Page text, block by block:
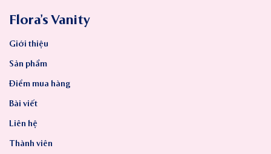
Flora’s Vanity
Giới thiệu
Sản phẩm
Điểm mua hàng
Bài viết
Liên hệ
Thành viên